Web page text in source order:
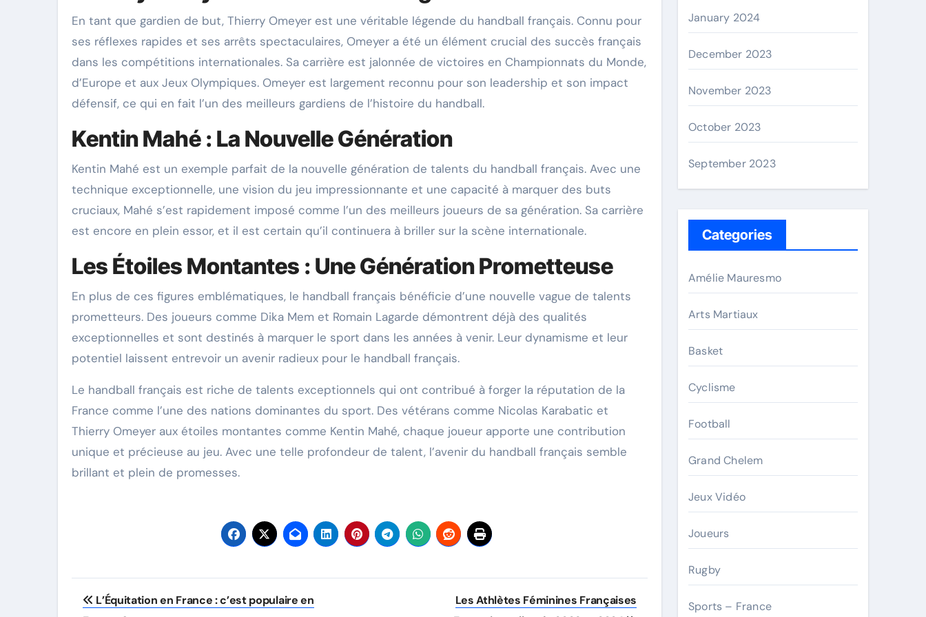
En tant que gardien de but, Thierry Omeyer est une véritable légende du handball français. Connu pour
ses réflexes rapides et ses arrêts spectaculaires, Omeyer a été un élément crucial des succès français
dans les compétitions internationales. Sa carrière est jalonnée de victoires en Championnats du Monde,
d’Europe et aux Jeux Olympiques. Omeyer est largement reconnu pour son leadership et son impact
défensif, ce qui en fait l’un des meilleurs gardiens de l’histoire du handball.
Kentin Mahé : La Nouvelle Génération
Kentin Mahé est un exemple parfait de la nouvelle génération de talents du handball français. Avec une
technique exceptionnelle, une vision du jeu impressionnante et une capacité à marquer des buts
cruciaux, Mahé s’est rapidement imposé comme l’un des meilleurs joueurs de sa génération. Sa carrière
est encore en plein essor, et il est certain qu’il continuera à briller sur la scène internationale.
Les Étoiles Montantes : Une Génération Prometteuse
En plus de ces figures emblématiques, le handball français bénéficie d’une nouvelle vague de talents
prometteurs. Des joueurs comme Dika Mem et Romain Lagarde démontrent déjà des qualités
exceptionnelles et sont destinés à marquer le sport dans les années à venir. Leur dynamisme et leur
potentiel laissent entrevoir un avenir radieux pour le handball français.
Le handball français est riche de talents exceptionnels qui ont contribué à forger la réputation de la
France comme l’une des nations dominantes du sport. Des vétérans comme Nicolas Karabatic et
Thierry Omeyer aux étoiles montantes comme Kentin Mahé, chaque joueur apporte une contribution
unique et précieuse au jeu. Avec une telle profondeur de talent, l’avenir du handball français semble
brillant et plein de promesses.
Post
L’Équitation en France : c’est populaire en
Les Athlètes Féminines Françaises
January 2024
December 2023
November 2023
October 2023
September 2023
Categories
Amélie Mauresmo
Arts Martiaux
Basket
Cyclisme
Football
Grand Chelem
Jeux Vidéo
Joueurs
Rugby
Sports – France